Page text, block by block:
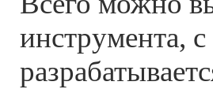
инструмента,